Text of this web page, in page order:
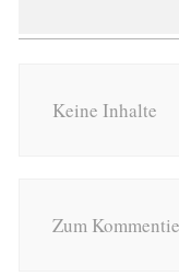
Keine Inhalte
Zum